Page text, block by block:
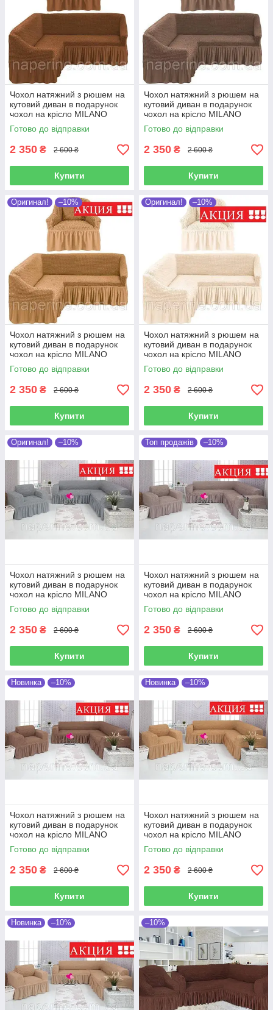
Чохол натяжний з рюшем на
кутовий диван в подарунок
чохол на крісло MILANO
гарячий шоколад
Готово до відправки
2 350 ₴ 2 600 ₴
Купити
Чохол натяжний з рюшем на
кутовий диван в подарунок
чохол на крісло MILANO
темно-бежевий
Готово до відправки
2 350 ₴ 2 600 ₴
Купити
Оригинал! –10%
Чохол натяжний з рюшем на
кутовий диван в подарунок
чохол на крісло MILANO
золотисто-бежевий
Готово до відправки
2 350 ₴ 2 600 ₴
Купити
Оригинал! –10%
Чохол натяжний з рюшем на
кутовий диван в подарунок
чохол на крісло MILANO
шампанське
Готово до відправки
2 350 ₴ 2 600 ₴
Купити
Оригинал! –10%
Чохол натяжний з рюшем на
кутовий диван в подарунок
чохол на крісло MILANO
сірий
Готово до відправки
2 350 ₴ 2 600 ₴
Купити
Топ продажів –10%
Чохол натяжний з рюшем на
кутовий диван в подарунок
чохол на крісло MILANO
мокко
Готово до відправки
2 350 ₴ 2 600 ₴
Купити
Новинка –10%
Чохол натяжний з рюшем на
кутовий диван в подарунок
чохол на крісло MILANO
моккачіно
Готово до відправки
2 350 ₴ 2 600 ₴
Купити
Новинка –10%
Чохол натяжний з рюшем на
кутовий диван в подарунок
чохол на крісло MILANO
пісочний
Готово до відправки
2 350 ₴ 2 600 ₴
Купити
Новинка –10% –10%